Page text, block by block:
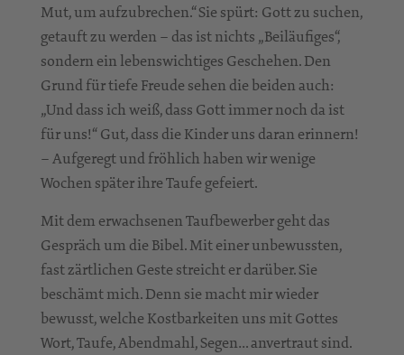
Mut, um aufzubrechen.“ Sie spürt: Gott zu suchen,
getauft zu werden – das ist nichts „Beiläufiges“,
sondern ein lebenswichtiges Geschehen. Den
Grund für tiefe Freude sehen die beiden auch:
„Und dass ich weiß, dass Gott immer noch da ist
für uns!“ Gut, dass die Kinder uns daran erinnern!
– Aufgeregt und fröhlich haben wir wenige
Wochen später ihre Taufe gefeiert.
Mit dem erwachsenen Taufbewerber geht das
Gespräch um die Bibel. Mit einer unbewussten,
fast zärtlichen Geste streicht er darüber. Sie
beschämt mich. Denn sie macht mir wieder
bewusst, welche Kostbarkeiten uns mit Gottes
Wort, Taufe, Abendmahl, Segen… anvertraut sind.